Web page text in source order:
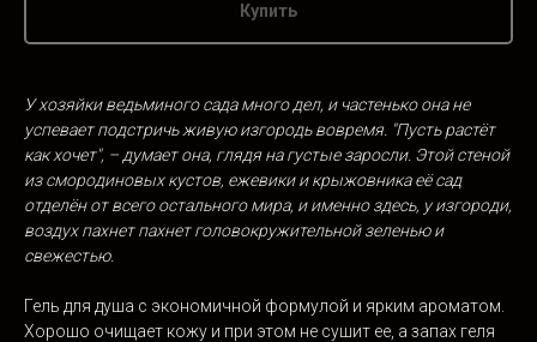
Купить
У хозяйки ведьминого сада много дел, и частенько она не
успевает подстричь живую изгородь вовремя. "Пусть растёт
как хочет", – думает она, глядя на густые заросли. Этой стеной
из смородиновых кустов, ежевики и крыжовника её сад
отделён от всего остального мира, и именно здесь, у изгороди,
воздух пахнет пахнет головокружительной зеленью и
свежестью.
Гель для душа с экономичной формулой и ярким ароматом.
Хорошо очищает кожу и при этом не сушит ее, а запах геля